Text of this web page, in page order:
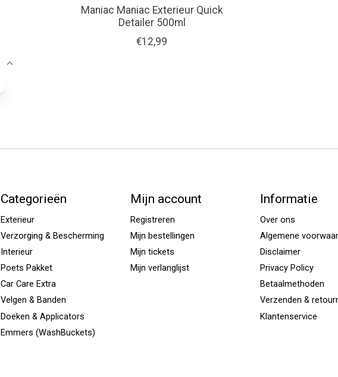
Maniac Maniac Exterieur Quick
Detailer 500ml
€12,99
Categorieën
Exterieur
Verzorging & Bescherming
Interieur
Poets Pakket
Car Care Extra
Velgen & Banden
Doeken & Applicators
Emmers (WashBuckets)
Mijn account
Registreren
Mijn bestellingen
Mijn tickets
Mijn verlanglijst
Informatie
Over ons
Algemene
Disclaimer
Privacy Policy
Betaalmethoden
Verzenden &
Klantenservice